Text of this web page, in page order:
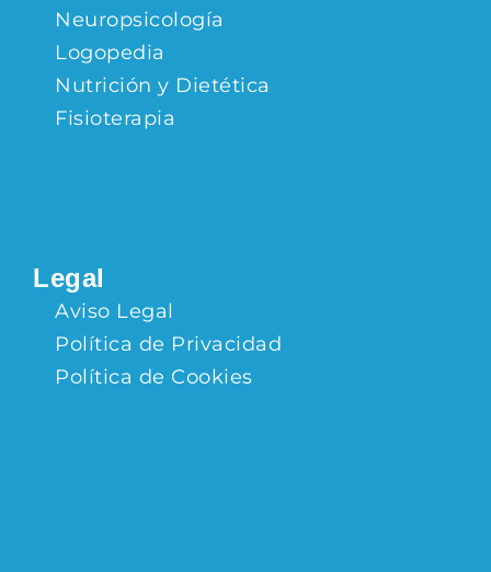
Neuropsicología
Logopedia
Nutrición y Dietética
Fisioterapia
Legal
Aviso Legal
Política de Privacidad
Política de Cookies